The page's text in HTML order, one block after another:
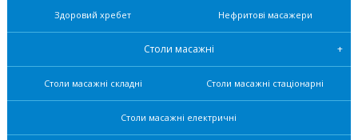
Здоровий хребет Нефритові масажери
Столи масажні
Столи масажні складні Столи масажні стаціонарні
Столи масажні електричні